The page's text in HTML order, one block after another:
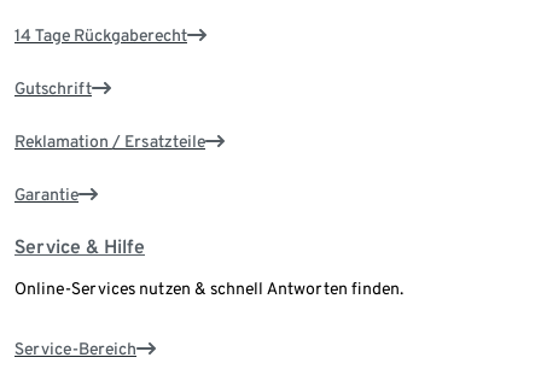
14 Tage Rückgaberecht
Gutschrift
Reklamation / Ersatzteile
Garantie
Service & Hilfe
Online-Services nutzen & schnell Antworten finden.
Service-Bereich